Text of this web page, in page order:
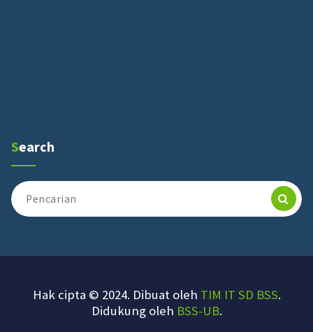
Search
Pencarian
untuk:
Hak cipta © 2024. Dibuat oleh TIM IT SD BSS.
Didukung oleh BSS-UB.